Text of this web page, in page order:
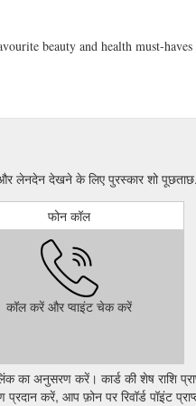
beauty and health must-haves
लेनदेन देखने के लिए पुरस्कार शो पूछताछ.
फोन कॉल
कॉल करें और प्वाइंट चेक करें
का अनुसरण करें। कार्ड की शेष राशि
करें, आप फ़ोन पर रिवॉर्ड पॉइंट